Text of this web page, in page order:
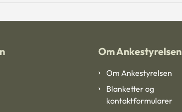
Om Ankestyrelsen
Om Ankestyrelsen
Blanketter og
kontaktformularer